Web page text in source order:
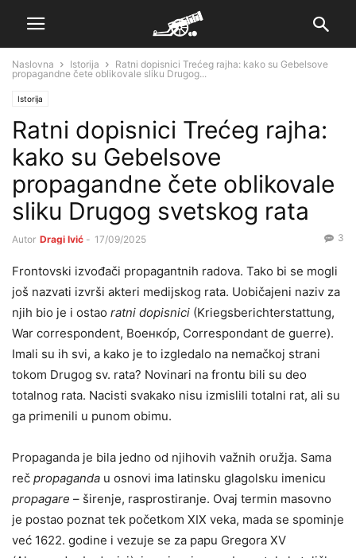
Naslovna Istorija
Ratni dopisnici Trećeg rajha: kako su Gebelsove
propagandne čete oblikovale sliku Drugog...
Istorija
Ratni dopisnici Trećeg rajha:
kako su Gebelsove
propagandne čete oblikovale
sliku Drugog svetskog rata
Autor Dragi Ivić - 17/09/2025 3
Frontovski izvođači propagantnih radova. Tako bi se mogli
još nazvati izvrši akteri medijskog rata. Uobičajeni naziv za
njih bio je i ostao ratni dopisnici (Kriegsberichterstattung,
War correspondent, Военко́р, Correspondant de guerre).
Imali su ih svi, a kako je to izgledalo na nemačkoj strani
tokom Drugog sv. rata? Novinari na frontu bili su deo
totalnog rata. Nacisti svakako nisu izmislili totalni rat, ali su
ga primenili u punom obimu.
Propaganda je bila jedno od njihovih važnih oružja. Sama
reč propaganda u osnovi ima latinsku glagolsku imenicu
propagare – širenje, rasprostiranje. Ovaj termin masovno
je postao poznat tek početkom XIX veka, mada se spominje
već 1622. godine i vezuje se za papu Gregora XV